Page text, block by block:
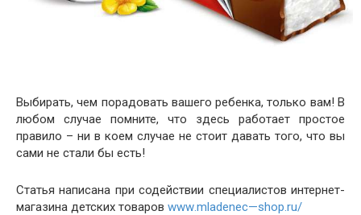
Выбирать, чем порадовать вашего ребенка, только вам! В
любом случае помните, что здесь работает простое
правило – ни в коем случае не стоит давать того, что вы
сами не стали бы есть!
Cтатья написана при содействии специалистов интернет-
магазина детских товаров wwwmladenec—shop ru/